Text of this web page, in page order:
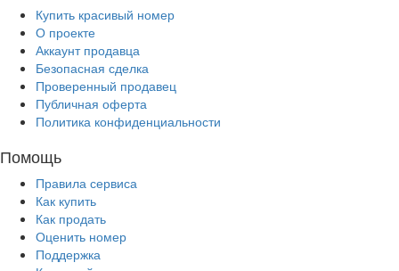
Купить красивый номер
О проекте
Аккаунт продавца
Безопасная сделка
Проверенный продавец
Публичная оферта
Политика конфиденциальности
Помощь
Правила сервиса
Как купить
Как продать
Оценить номер
Поддержка